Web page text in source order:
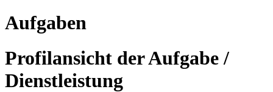
Aufgaben
Profilansicht der Aufgabe /
Dienstleistung